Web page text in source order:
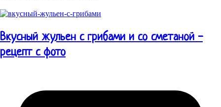
Вкусный жульен с грибами и со сметаной -
рецепт с фото